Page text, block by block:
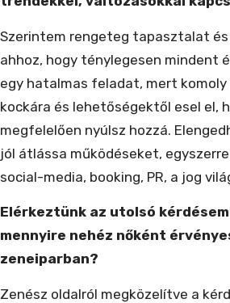
Szerintem rengeteg tapasztalat
ahhoz, hogy ténylegesen mindent
egy hatalmas feladat, mert
kockára és lehetőségektől esel el,
megfelelően nyúlsz hozzá.
jól átlássa működéseket,
social-media, booking, PR, a jog
Elérkeztünk az utolsó
mennyire nehéz nőként
zeneiparban?
Zenész oldalról megközelítve a